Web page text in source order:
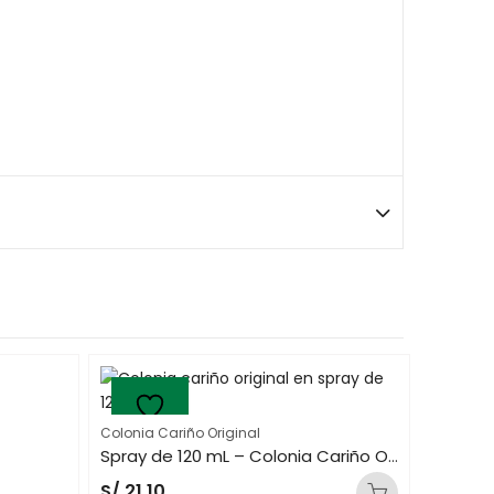
Colonia Cariño Original
Spray de 120 mL – Colonia Cariño Original